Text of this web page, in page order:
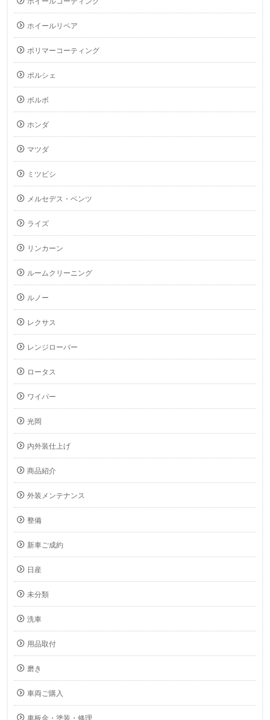
ホイールリペア
ポリマーコーティング
ポルシェ
ボルボ
ホンダ
マツダ
ミツビシ
メルセデス・ベンツ
ライズ
リンカーン
ルームクリーニング
ルノー
レクサス
レンジローバー
ロータス
ワイパー
光岡
内外装仕上げ
商品紹介
外装メンテナンス
整備
新車ご成約
日産
未分類
洗車
用品取付
磨き
車両ご購入
車板金・塗装・修理